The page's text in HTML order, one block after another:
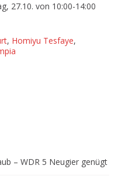
27.10. von 10:00-14:00
, Homiyu Tesfaye,
– WDR 5 Neugier genügt